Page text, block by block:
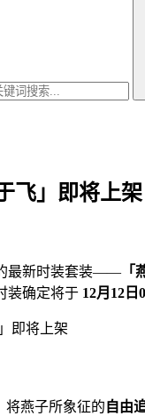
飞」即将上架
最新时装套装—— 「
装确定将于 12月12日
将燕子所象征的 自由